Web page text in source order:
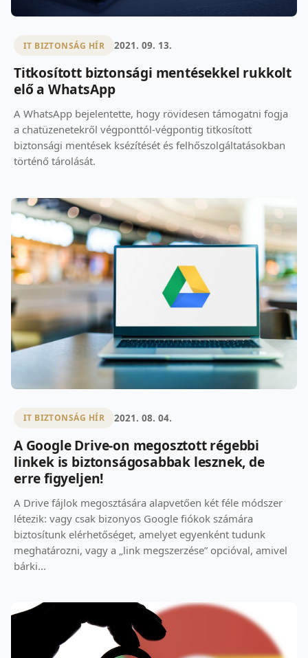
IT BIZTONSÁG HÍR 2021. 09. 13.
Titkosított biztonsági mentésekkel rukkolt
elő a WhatsApp
A WhatsApp bejelentette, hogy rövidesen támogatni fogja
a chatüzenetekről végponttól-végpontig titkosított
biztonsági mentések ksézítését és felhőszolgáltatásokban
történő tárolását.
IT BIZTONSÁG HÍR 2021. 08. 04.
A Google Drive-on megosztott régebbi
linkek is biztonságosabbak lesznek, de
erre figyeljen!
A Drive fájlok megosztására alapvetően két féle módszer
létezik: vagy csak bizonyos Google fiókok számára
biztosítunk elérhetőséget, amelyet egyenként tudunk
meghatározni, vagy a „link megszerzése” opcióval, amivel
bárki...